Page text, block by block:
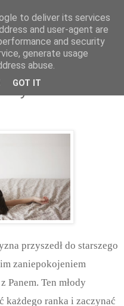
sobie na
przyszedł do starszego
zaniepokojeniem
Panem. Ten młody
każdego ranka i zaczynać
to deliver its services
and user-agent are
and security
generate usage
abuse.
GOT IT